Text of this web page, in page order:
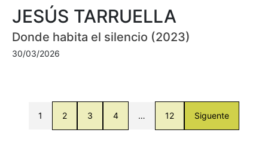
JESÚS TARRUELLA
Donde habita el silencio (2023)
30/03/2026
1 2 3 4 … 12 Siguente